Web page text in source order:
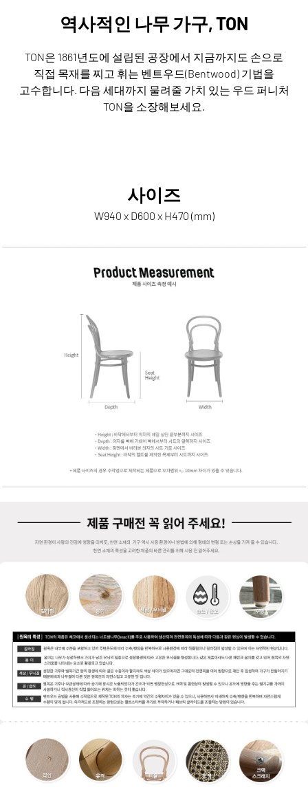
역사적인 나무 가구, TON
TON은 1861년도에 설립된 공장에서 지금까지도 손으로
직접 목재를 찌고 휘는 벤트우드(Bentwood) 기법을
고수합니다. 다음 세대까지 물려줄 가치 있는 우드 퍼니처
TON을 소장해보세요.
사이즈
W940 x D600 x H470 (mm)